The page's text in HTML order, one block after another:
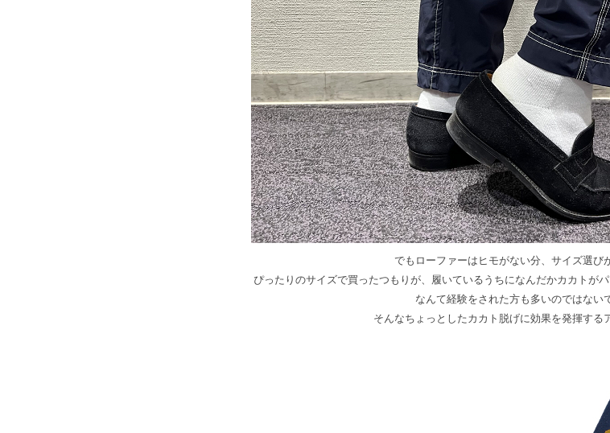
でもローファーはヒモがない分、サイズ選び
ぴったりのサイズで買ったつもりが、履いているうちになんだかカカトが
なんて経験をされた方も多いのではない
そんなちょっとしたカカト脱げに効果を発揮する